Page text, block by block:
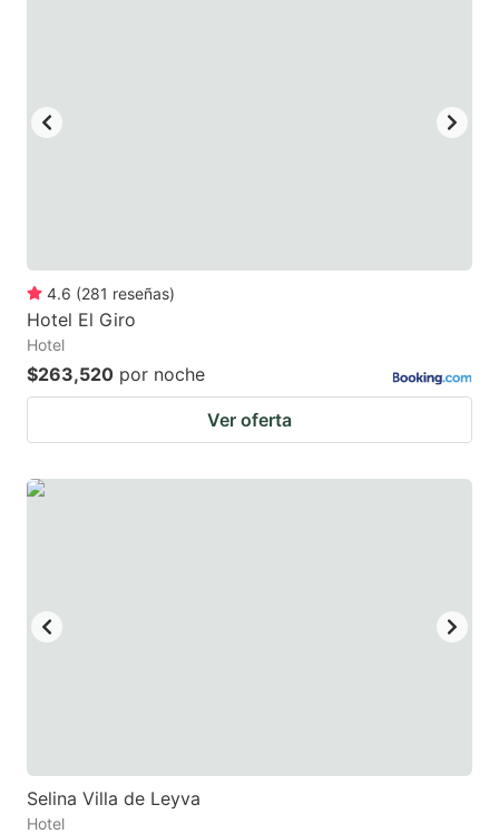
4.6 (281 reseñas)
Hotel El Giro
Hotel
$263,520 por noche
Ver oferta
Selina Villa de Leyva
Hotel